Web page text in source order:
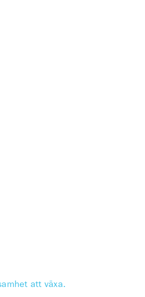
att växa.